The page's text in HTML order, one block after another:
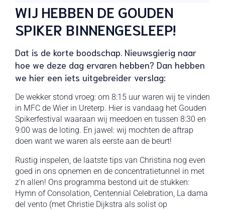
WIJ HEBBEN DE GOUDEN
SPIKER BINNENGESLEEP!
Dat is de korte boodschap. Nieuwsgierig naar
hoe we deze dag ervaren hebben? Dan hebben
we hier een iets uitgebreider verslag:
De wekker stond vroeg: om 8:15 uur waren wij te vinden
in MFC de Wier in Ureterp. Hier is vandaag het Gouden
Spikerfestival waaraan wij meedoen en tussen 8:30 en
9:00 was de loting. En jawel: wij mochten de aftrap
doen want we waren als eerste aan de beurt!
Rustig inspelen, de laatste tips van Christina nog even
goed in ons opnemen en de concentratietunnel in met
z’n allen! Ons programma bestond uit de stukken:
Hymn of Consolation, Centennial Celebration, La dama
del vento (met Christie Dijkstra als solist op